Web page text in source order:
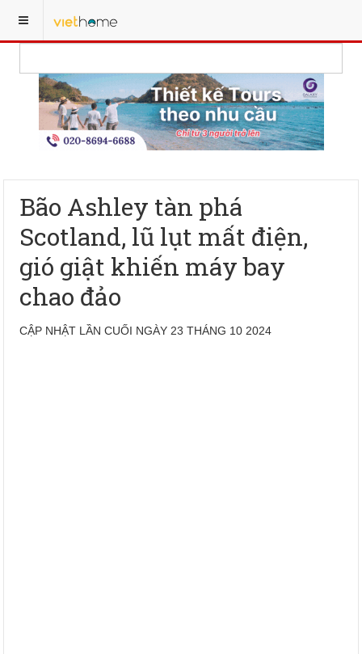
Bão Ashley tàn phá
Scotland, lũ lụt mất điện,
gió giật khiến máy bay
chao đảo
CẬP NHẬT LẦN CUỐI NGÀY 23 THÁNG 10 2024